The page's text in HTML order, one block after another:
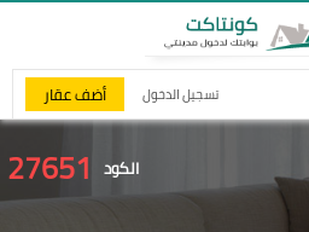
تسجيل الدخول أضف عقار
الكود 27651